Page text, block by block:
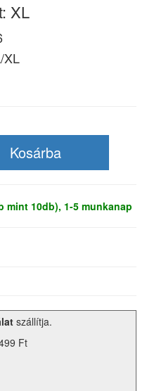
XL
XL
mint 10db), 1-5 munkanap
szállítja.
Ft